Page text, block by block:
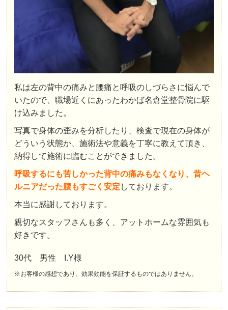
私は左の背中の痛みと腰痛と呼吸のしづらさに悩んで
いたので、職場近くにあったわかば名倉堂整骨院に駆
け込みました。
写真で身体の歪みを分析したり、検査で現在の身体が
どういう状態か、施術法や意義を丁寧に教えて頂き、
納得して施術に臨むことができました。
呼吸するにも苦しかった背中の痛みもなくなり、昔ヘ
ルニアだった腰もすごく安定 しております。
本当に感謝しております。
親切なスタッフさんも多く、アットホームな雰囲気も
好きです。
30代 男性 I.Y様
※お客様の感想であり、効果効能を保証するものではありません。